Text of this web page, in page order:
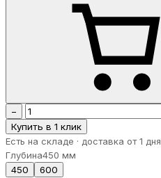
−
Купить в 1 клик
Есть на складе · доставка от 1 дня
Глубина450 мм
450
600